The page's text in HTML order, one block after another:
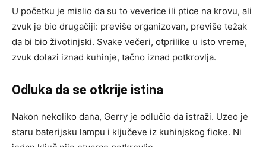
U početku je mislio da su to veverice ili ptice na krovu, ali
zvuk je bio drugačiji: previše organizovan, previše težak
da bi bio životinjski. Svake večeri, otprilike u isto vreme,
zvuk dolazi iznad kuhinje, tačno iznad potkrovlja.
Odluka da se otkrije istina
Nakon nekoliko dana, Gerry je odlučio da istraži. Uzeo je
staru baterijsku lampu i ključeve iz kuhinjskog fioke. Ni